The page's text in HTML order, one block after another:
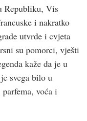
Republiku, Vis
i nakratko
utvrde i cvjeta
su pomorci, vješti
kaže da je u
svega bilo u
voća i